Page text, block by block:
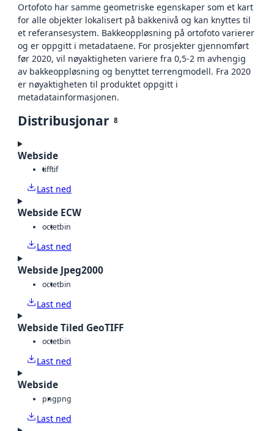
Ortofoto har samme geometriske egenskaper som et kart
for alle objekter lokalisert på bakkenivå og kan knyttes til
et referansesystem. Bakkeoppløsning på ortofoto varierer
og er oppgitt i metadataene. For prosjekter gjennomført
før 2020, vil nøyaktigheten variere fra 0,5-2 m avhengig
av bakkeoppløsning og benyttet terrengmodell. Fra 2020
er nøyaktigheten til produktet oppgitt i
metadatainformasjonen.
Distribusjonar 8
Webside
tifftif
Last ned
Webside ECW
octetbin
Last ned
Webside Jpeg2000
octetbin
Last ned
Webside Tiled GeoTIFF
octetbin
Last ned
Webside
pngpng
Last ned